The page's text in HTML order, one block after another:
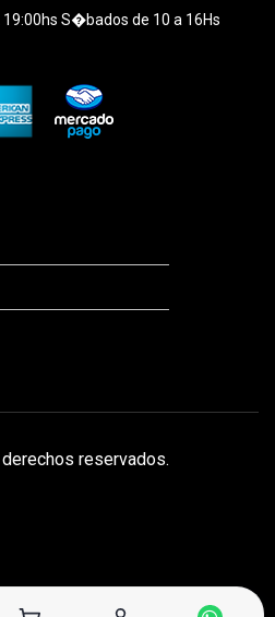
S�bados de 10 a 16Hs
reservados.